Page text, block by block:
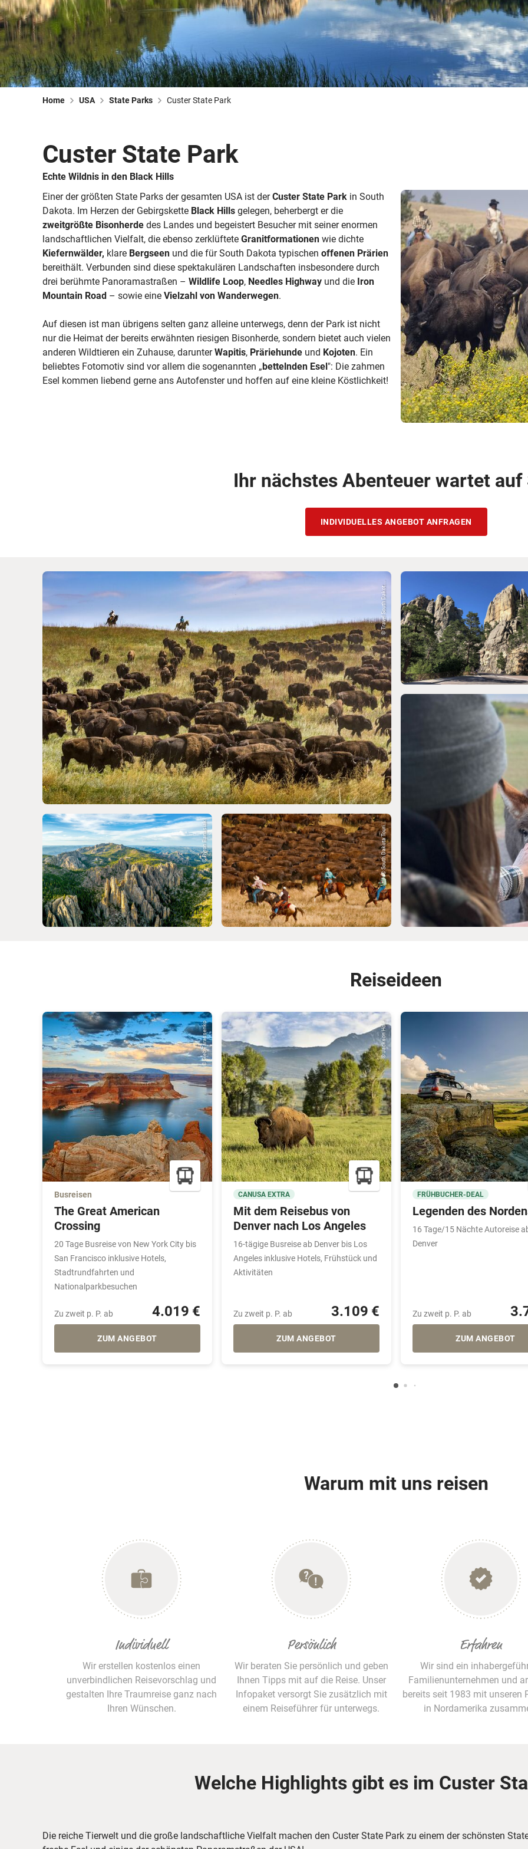
© ShaneMyersPhoto
Busreisen
Skireisen
Routen­vorschläge
CANUSA-Magazin
Reisebüro-Service
Über uns
Home USA State Parks Custer State Park
Custer State Park
Echte Wildnis in den Black Hills
Einer der größten State Parks der gesamten USA ist derCuster State Park in South
Dakota. Im Herzen der Gebirgskette Black Hills gelegen, beherbergt er die
zweitgrößte Bisonherde des Landes und begeistert Besucher mit seiner enormen
landschaftlichen Vielfalt, die ebenso zerklüftete Granitformationen wie dichte
Kiefernwälder, klare Bergseen und die für South Dakota typischen offenen Prärien
bereithält. Verbunden sind diese spektakulären Landschaften insbesondere durch
drei berühmte Panoramastraßen – Wildlife Loop, Needles Highway und die Iron
Mountain Road – sowie eine Vielzahl von Wanderwegen.
Auf diesen ist man übrigens selten ganz alleine unterwegs, denn der Park ist nicht
nur die Heimat der bereits erwähnten riesigen Bisonherde, sondern bietet auch vielen
anderen Wildtieren ein Zuhause, darunterWapitis, Präriehunde und Kojoten. Ein
beliebtes Fotomotiv sind vor allem die sogenannten „ bettelnden Esel ": Die zahmen
Esel kommen liebend gerne ans Autofenster und hoffen auf eine kleine Köstlichkeit!
Ihr nächstes Abenteuer wartet auf
INDIVIDUELLES ANGEBOT ANFRAGEN
© Travel South Dakot...
© Byron Banasiak © South Dakota Touri...
Reiseideen
© Gleb Tarassenko
Busreisen
The Great American
Crossing
20 Tage Busreise von New York City bis
San Francisco inklusive Hotels,
Stadtrundfahrten und
Nationalparkbesuchen
Zu zweit p. P. ab 4.019 €
ZUM ANGEBOT
© Jackson Hole
CANUSA EXTRA
Mit dem Reisebus von
Denver nach Los Angeles
16-tägige Busreise ab Denver bis Los
Angeles inklusive Hotels, Frühstück und
Aktivitäten
Zu zweit p. P. ab 3.109 €
ZUM ANGEBOT
FRÜHBUCHER-DEAL
Legenden des
16 Tage/15 Nächte Autoreise
Denver
Zu zweit p. P. ab
ZUM ANGEBOT
Warum mit uns reisen
Individuell
Wir erstellen kostenlos einen
unverbindlichen Reisevorschlag und
gestalten Ihre Traumreise ganz nach
Ihren Wünschen.
Persönlich
Wir beraten Sie persönlich und geben
Ihnen Tipps mit auf die Reise. Unser
Infopaket versorgt Sie zusätzlich mit
einem Reiseführer für unterwegs.
Erfahren
Wir sind ein
Familienunternehmen und
bereits seit 1983 mit unseren
in Nordamerika
Welche Highlights gibt es im Custer
Die reiche Tierwelt und die große landschaftliche Vielfalt machen den Custer State Park zu einem der schönsten